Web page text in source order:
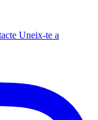
Uneix-te a